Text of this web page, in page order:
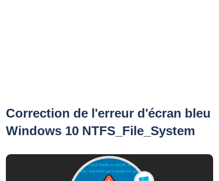
Correction de l'erreur d'écran bleu
Windows 10 NTFS_File_System